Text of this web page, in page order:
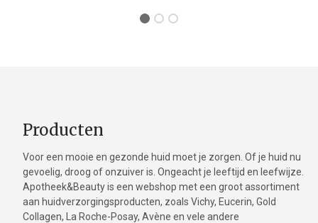
Producten
Voor een mooie en gezonde huid moet je zorgen. Of je huid nu
gevoelig, droog of onzuiver is. Ongeacht je leeftijd en leefwijze.
Apotheek&Beauty is een webshop met een groot assortiment
aan huidverzorgingsproducten, zoals Vichy, Eucerin, Gold
Collagen, La Roche-Posay, Avène en vele andere